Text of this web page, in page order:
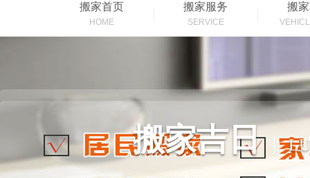
搬家首页
HOME
搬家服务
SERVICE
搬
搬家吉日